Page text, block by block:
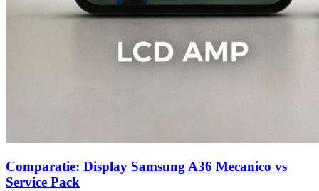
Comparatie: Display Samsung A36 Mecanico vs
Service Pack